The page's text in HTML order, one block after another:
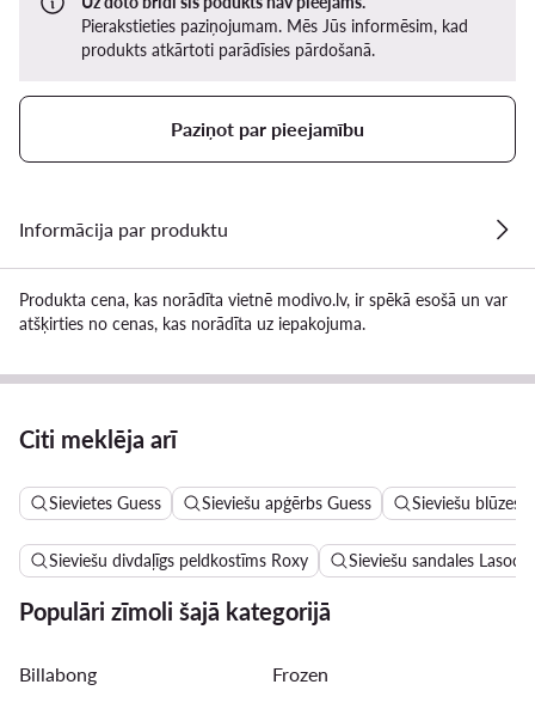
Pierakstieties paziņojumam. Mēs Jūs informēsim, kad
produkts atkārtoti parādīsies pārdošanā.
Paziņot par pieejamību
Informācija par produktu
Produkta cena, kas norādīta vietnē modivo.lv, ir spēkā esošā un var
atšķirties no cenas, kas norādīta uz iepakojuma.
Citi meklēja arī
Sievietes Guess Sieviešu apģērbs Guess Sieviešu blūzes
Sieviešu divdaļīgs peldkostīms Roxy Sieviešu sandales Lasocki
Populāri zīmoli šajā kategorijā
Billabong Frozen